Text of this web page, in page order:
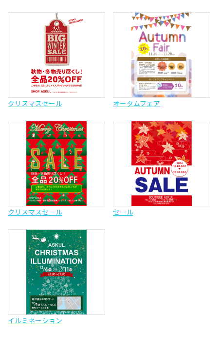
クリスマスセール オータムフェア
クリスマスセール セール
イルミネーション